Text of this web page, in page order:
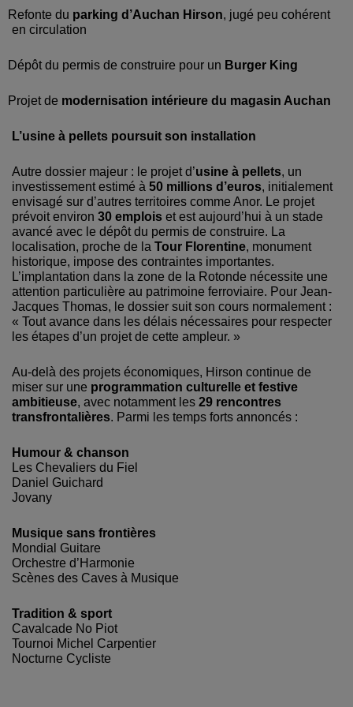
Refonte du parking d’Auchan Hirson, jugé peu cohérent
en circulation
Dépôt du permis de construire pour un Burger King
Projet de modernisation intérieure du magasin Auchan
L’usine à pellets poursuit son installation
Autre dossier majeur : le projet d’usine à pellets, un
investissement estimé à 50 millions d’euros, initialement
envisagé sur d’autres territoires comme Anor. Le projet
prévoit environ 30 emplois et est aujourd’hui à un stade
avancé avec le dépôt du permis de construire. La
localisation, proche de la Tour Florentine, monument
historique, impose des contraintes importantes.
L’implantation dans la zone de la Rotonde nécessite une
attention particulière au patrimoine ferroviaire. Pour Jean-
Jacques Thomas, le dossier suit son cours normalement :
« Tout avance dans les délais nécessaires pour respecter
les étapes d’un projet de cette ampleur. »
Au-delà des projets économiques, Hirson continue de
miser sur une programmation culturelle et festive
ambitieuse, avec notamment les 29 rencontres
transfrontalières. Parmi les temps forts annoncés :
Humour & chanson
Les Chevaliers du Fiel
Daniel Guichard
Jovany
Musique sans frontières
Mondial Guitare
Orchestre d’Harmonie
Scènes des Caves à Musique
Tradition & sport
Cavalcade No Piot
Tournoi Michel Carpentier
Nocturne Cycliste